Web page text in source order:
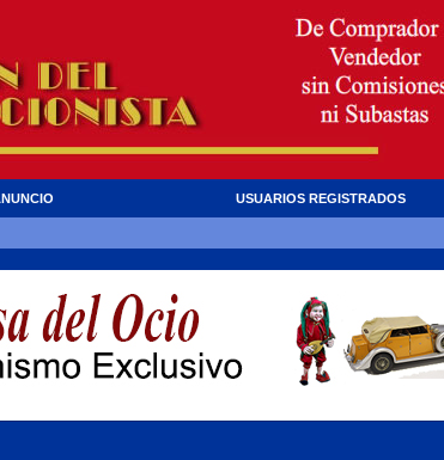
USUARIOS REGISTRADOS